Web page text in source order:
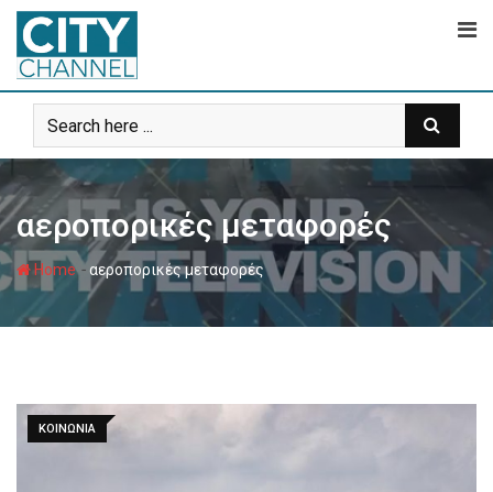
Skip
content
αεροπορικές μεταφορές
Home-αεροπορικές μεταφορές
ΚΟΙΝΩΝΙΑ